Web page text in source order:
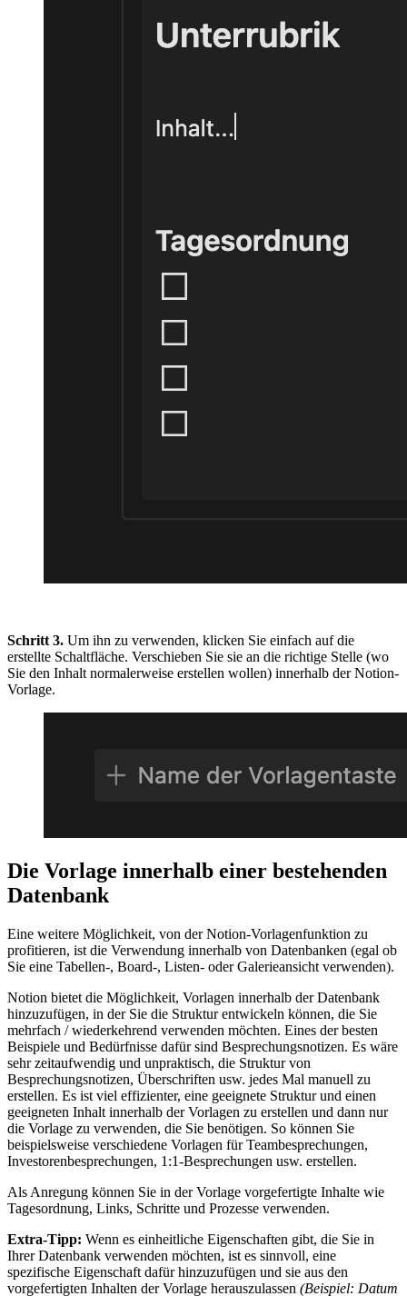
Schritt 3. Um ihn zu verwenden, klicken Sie einfach auf die
erstellte Schaltfläche. Verschieben Sie sie an die richtige Stelle (wo
Sie den Inhalt normalerweise erstellen wollen) innerhalb der Notion-
Vorlage.
Die Vorlage innerhalb einer bestehenden
Datenbank
Eine weitere Möglichkeit, von der Notion-Vorlagenfunktion zu
profitieren, ist die Verwendung innerhalb von Datenbanken (egal ob
Sie eine Tabellen-, Board-, Listen- oder Galerieansicht verwenden).
Notion bietet die Möglichkeit, Vorlagen innerhalb der Datenbank
hinzuzufügen, in der Sie die Struktur entwickeln können, die Sie
mehrfach / wiederkehrend verwenden möchten. Eines der besten
Beispiele und Bedürfnisse dafür sind Besprechungsnotizen. Es wäre
sehr zeitaufwendig und unpraktisch, die Struktur von
Besprechungsnotizen, Überschriften usw. jedes Mal manuell zu
erstellen. Es ist viel effizienter, eine geeignete Struktur und einen
geeigneten Inhalt innerhalb der Vorlagen zu erstellen und dann nur
die Vorlage zu verwenden, die Sie benötigen. So können Sie
beispielsweise verschiedene Vorlagen für Teambesprechungen,
Investorenbesprechungen, 1:1-Besprechungen usw. erstellen.
Als Anregung können Sie in der Vorlage vorgefertigte Inhalte wie
Tagesordnung, Links, Schritte und Prozesse verwenden.
Extra-Tipp: Wenn es einheitliche Eigenschaften gibt, die Sie in
Ihrer Datenbank verwenden möchten, ist es sinnvoll, eine
spezifische Eigenschaft dafür hinzuzufügen und sie aus den
vorgefertigten Inhalten der Vorlage herauszulassen (Beispiel: Datum